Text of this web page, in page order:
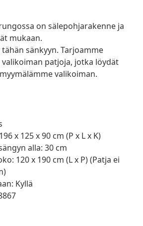
on sälepohjarakenne ja
mukaan.
tähän sänkyyn. Tarjoamme
patjoja, jotka löydät
valikoiman.
x 125 x 90 cm (P x L x K)
alla: 30 cm
120 x 190 cm (L x P) (Patja ei
Kyllä